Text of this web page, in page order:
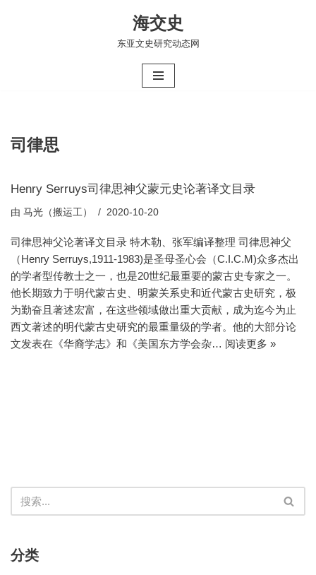
海交史
东亚文史研究动态网
司律思
Henry Serruys司律思神父蒙元史论著译文目录
由 马光（搬运工） 2020-10-20
司律思神父论著译文目录 特木勒、张军编译整理 司律思神父
（Henry Serruys,1911-1983)是圣母圣心会（C.I.C.M)众多杰出
的学者型传教士之一，也是20世纪最重要的蒙古史专家之一。
他长期致力于明代蒙古史、明蒙关系史和近代蒙古史研究，极
为勤奋且著述宏富，在这些领域做出重大贡献，成为迄今为止
西文著述的明代蒙古史研究的最重量级的学者。他的大部分论
文发表在《华裔学志》和《美国东方学会杂… 阅读更多 »
分类